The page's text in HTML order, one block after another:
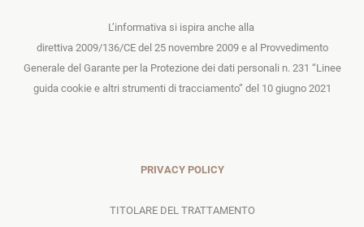
L’informativa si ispira anche alla
direttiva 2009/136/CE del 25 novembre 2009e al Provvedimento
Generale del Garante per la Protezione dei dati personali n. 231 “Linee
guida cookie e altri strumenti di tracciamento” del 10 giugno 2021
PRIVACY POLICY
TITOLARE DEL TRATTAMENTO